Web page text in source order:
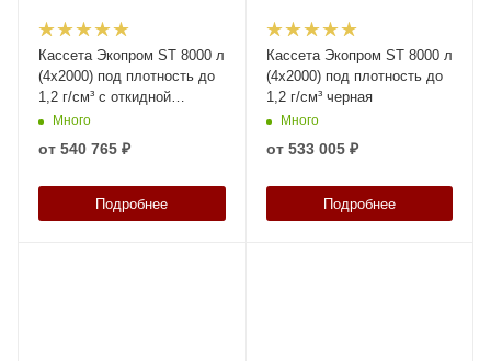
Кассета Экопром ST 8000 л
(4х2000) под плотность до
1,2 г/см³ с откидной
крышкой черная
Много
от 540 765 ₽
Подробнее
Кассета Экопром ST 8000 л
(4х2000) под плотность до
1,2 г/см³ черная
Много
от 533 005 ₽
Подробнее